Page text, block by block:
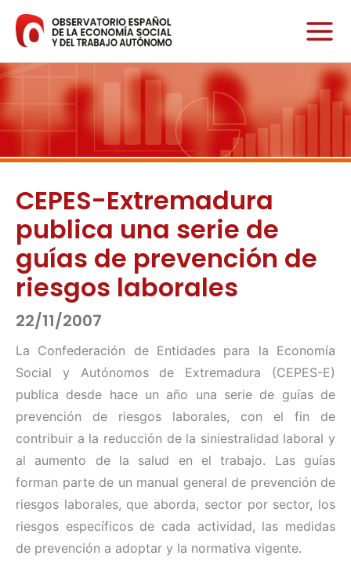
contenido
CEPES-Extremadura
publica una serie de
guías de prevención de
riesgos laborales
22/11/2007
La Confederación de Entidades para la Economía
Social y Autónomos de Extremadura (CEPES-E)
publica desde hace un año una serie de guías de
prevención de riesgos laborales, con el fin de
contribuir a la reducción de la siniestralidad laboral y
al aumento de la salud en el trabajo. Las guías
forman parte de un manual general de prevención de
riesgos laborales, que aborda, sector por sector, los
riesgos específicos de cada actividad, las medidas
de prevención a adoptar y la normativa vigente.